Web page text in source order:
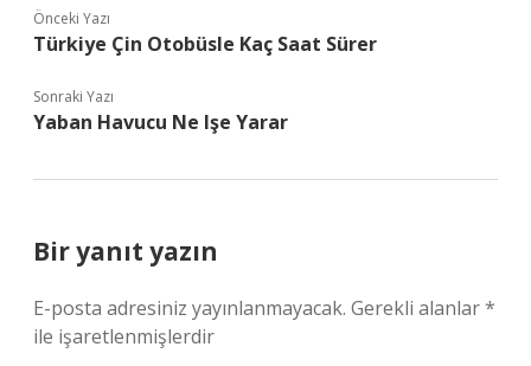
Önceki Yazı
Türkiye Çin Otobüsle Kaç Saat Sürer
Sonraki Yazı
Yaban Havucu Ne Işe Yarar
Bir yanıt yazın
E-posta adresiniz yayınlanmayacak. Gerekli alanlar*
ile işaretlenmişlerdir